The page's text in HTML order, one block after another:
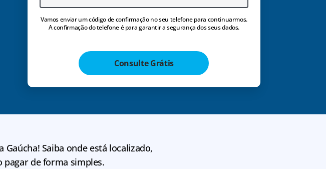
Vamos enviar um código de confirmação no seu telefone para continuarmos.
A confirmação do telefone é para garantir a segurança dos seus dados.
Consulte Grátis
Gaúcha! Saiba onde está localizado,
pagar de forma simples.